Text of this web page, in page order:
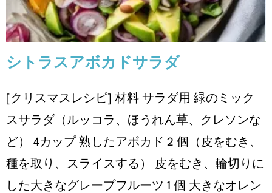
シトラスアボカドサラダ
[クリスマスレシピ] 材料 サラダ用 緑のミック
スサラダ（ルッコラ、ほうれん草、クレソンな
ど） 4カップ 熟したアボカド 2 個（皮をむき、
種を取り、スライスする） 皮をむき、輪切りに
した大きなグレープフルーツ 1 個 大きなオレン